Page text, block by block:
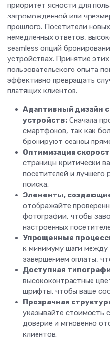
приоритет ясности для
загроможденной или
прошлого. Посетители
немедленных ответов,
seamless опций
устройствах. Принятие
пользовательского опыта
эффективно превращать
платящих клиентов.
Адаптивный дизайн
устройств: Сначала
смартфонов, так как
бронируют сеансы
Оптимизация
страницы критически
посетителей и лучшего
поиска.
Элементы,
отображайте
фотографии, чтобы
настроенных
Упрощенные
к минимуму шаги между
завершением оплаты,
Доступная
высококонтрастные
шрифты, чтобы ваше
Прозрачная
указывайте стоимость
доверие и мгновенно
клиентов.